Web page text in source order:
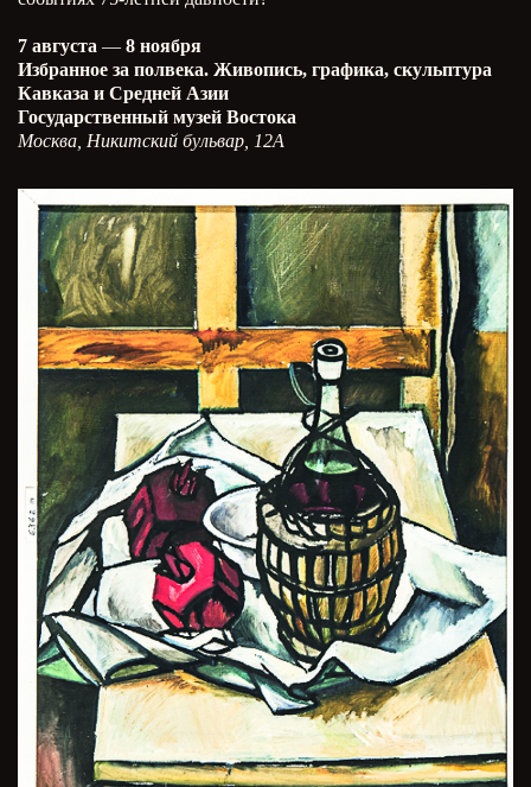
7 августа — 8 ноября
Избранное за полвека. Живопись, графика, скульптура
Кавказа и Средней Азии
Государственный музей Востока
Москва, Никитский бульвар, 12А